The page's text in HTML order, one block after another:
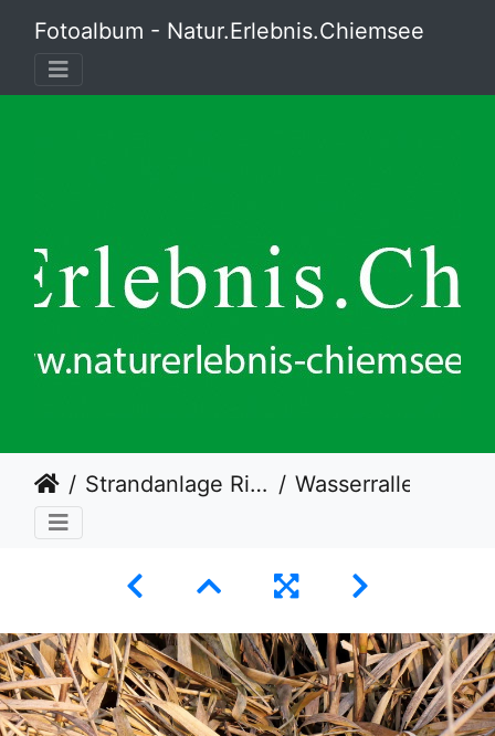
Fotoalbum - Natur.Erlebnis.Chiemsee
Strandanlage Rimsting Wasserralle